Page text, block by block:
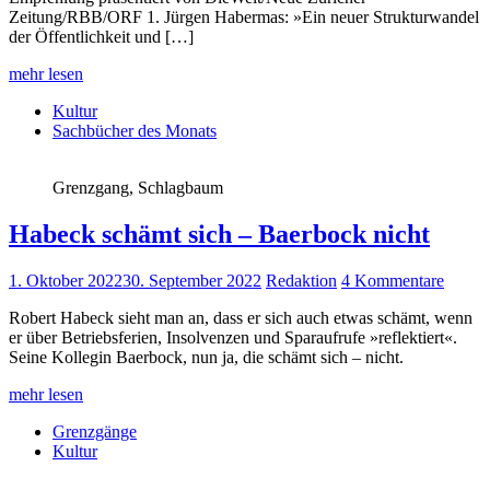
Zeitung/RBB/ORF 1. Jürgen Habermas: »Ein neuer Strukturwandel
der Öffentlichkeit und […]
mehr lesen
Kultur
Sachbücher des Monats
Grenzgang, Schlagbaum
Habeck schämt sich – Baerbock nicht
1. Oktober 202230. September 2022 Redaktion 4 Kommentare
Robert Habeck sieht man an, dass er sich auch etwas schämt, wenn
er über Betriebsferien, Insolvenzen und Sparaufrufe »reflektiert«.
Seine Kollegin Baerbock, nun ja, die schämt sich – nicht.
mehr lesen
Grenzgänge
Kultur